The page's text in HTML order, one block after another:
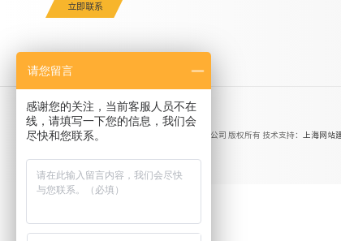
立即联系
Copyright ©2026 上海申慕企业形象策划有限公司 版权所有 技术支持： 上海网站
请您留言
感谢您的关注，当前客服人员不在
线，请填写一下您的信息，我们会
尽快和您联系。